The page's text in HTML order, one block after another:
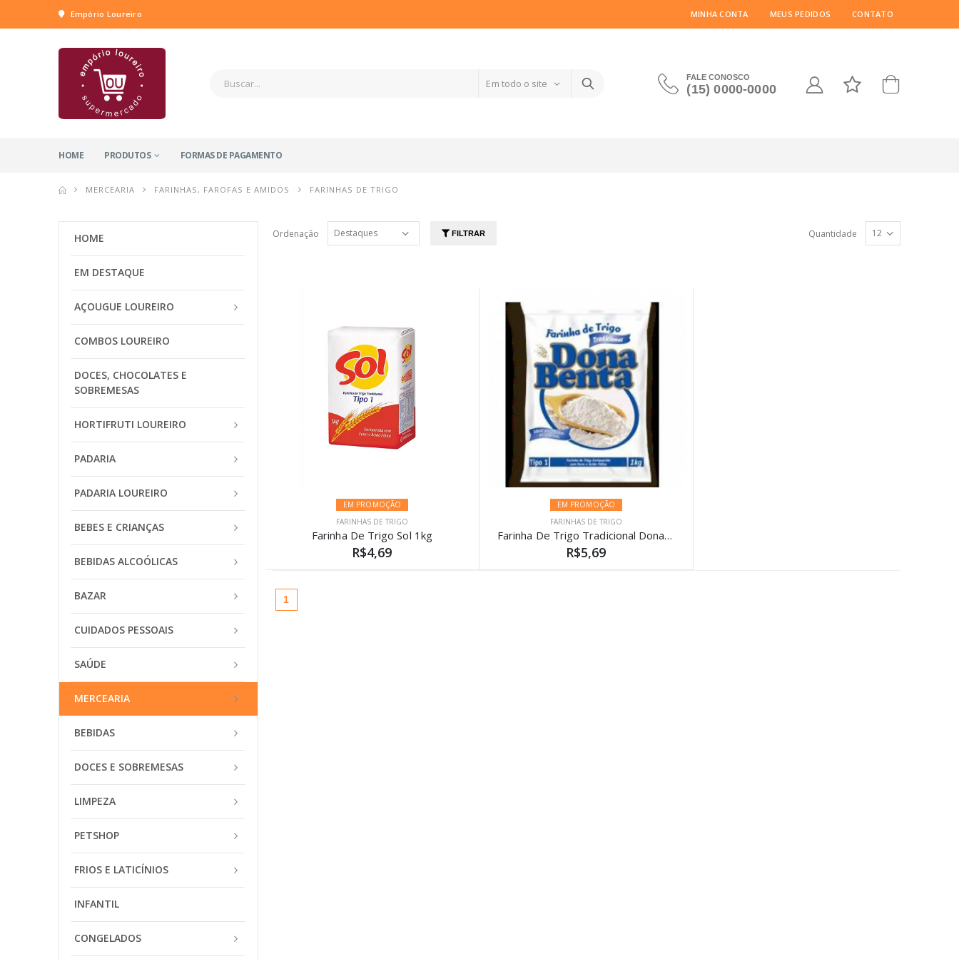
Empório Loureiro MINHA CONTA MEUS PEDIDOS CONTATO
FALE CONOSCO
(15) 0000-0000
HOME PRODUTOS FORMAS DE PAGAMENTO
MERCEARIA FARINHAS, FAROFAS E AMIDOS FARINHAS DE TRIGO
Ordenação FILTRAR Quantidade
EM PROMOÇÃO
FARINHAS DE TRIGO
Farinha De Trigo Sol 1kg
R$4,69
EM PROMOÇÃO
FARINHAS DE TRIGO
Farinha De Trigo Tradicional Dona Benta 1Kg
R$5,69
1(atual)
HOME
EM DESTAQUE
AÇOUGUE LOUREIRO
COMBOS LOUREIRO
DOCES, CHOCOLATES E
SOBREMESAS
HORTIFRUTI LOUREIRO
PADARIA
PADARIA LOUREIRO
BEBES E CRIANÇAS
BEBIDAS ALCOÓLICAS
BAZAR
CUIDADOS PESSOAIS
SAÚDE
MERCEARIA
BEBIDAS
DOCES E SOBREMESAS
LIMPEZA
PETSHOP
FRIOS E LATICÍNIOS
INFANTIL
CONGELADOS